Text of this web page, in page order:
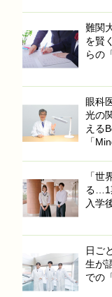
難関
を賢
らの
眼科
光の
える
「
「世
る…1
入学
日ご
生が
での